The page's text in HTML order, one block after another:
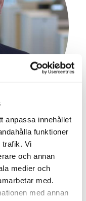
anpassa innehållet
funktioner
trafik. Vi
och annan
medier och
med.
med annan